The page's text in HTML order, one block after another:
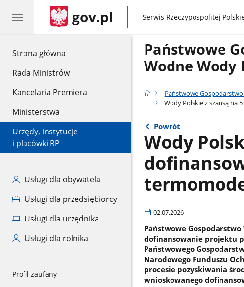
Strona główna
Rada Ministrów
Kancelaria Premiera
Ministerstwa
Urzędy, instytucje
i placówki RP
Usługi dla obywatela
Usługi dla przedsiębiorcy
Usługi dla urzędnika
Usługi dla rolnika
Profil zaufany
gov.pl gov.pl
Serwis Rzeczypospolitej
Państwowe
Wodne Wody
Państwowe
Wody Polskie z szansą na
Powrót
Wody
02.07.2026
Państwowe
dofinansowanie projektu
Państwowego
Narodowego Funduszu
procesie pozyskiwania
wnioskowanego